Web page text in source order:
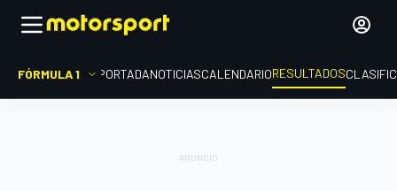
FÓRMULA 1 PORTADANOTICIASCALENDARIORESULTADOS